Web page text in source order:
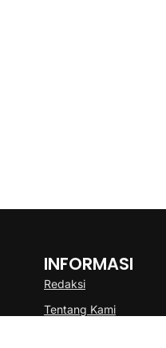
INFORMASI
Redaksi
Tentang Kami